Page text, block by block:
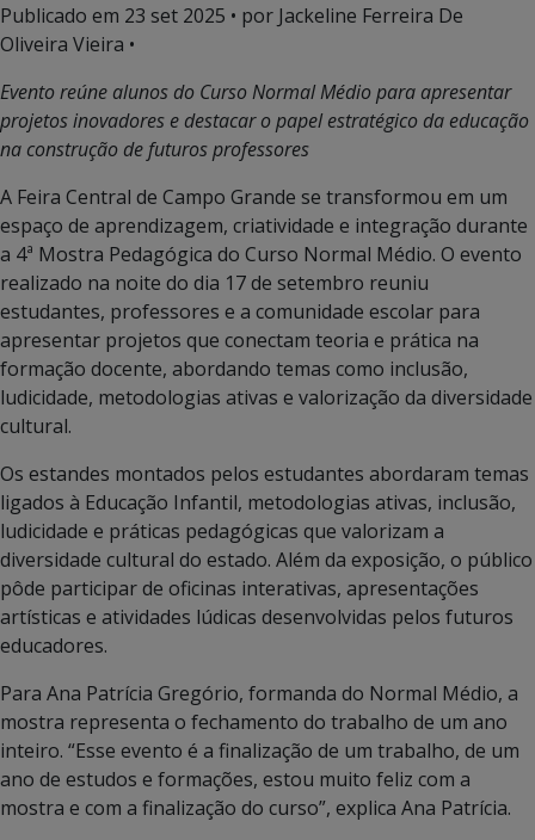
Publicado em 23 set 2025 • por Jackeline Ferreira De
Oliveira Vieira •
Evento reúne alunos do Curso Normal Médio para apresentar
projetos inovadores e destacar o papel estratégico da educação
na construção de futuros professores
A Feira Central de Campo Grande se transformou em um
espaço de aprendizagem, criatividade e integração durante
a 4ª Mostra Pedagógica do Curso Normal Médio. O evento
realizado na noite do dia 17 de setembro reuniu
estudantes, professores e a comunidade escolar para
apresentar projetos que conectam teoria e prática na
formação docente, abordando temas como inclusão,
ludicidade, metodologias ativas e valorização da diversidade
cultural.
Os estandes montados pelos estudantes abordaram temas
ligados à Educação Infantil, metodologias ativas, inclusão,
ludicidade e práticas pedagógicas que valorizam a
diversidade cultural do estado. Além da exposição, o público
pôde participar de oficinas interativas, apresentações
artísticas e atividades lúdicas desenvolvidas pelos futuros
educadores.
Para Ana Patrícia Gregório, formanda do Normal Médio, a
mostra representa o fechamento do trabalho de um ano
inteiro. “Esse evento é a finalização de um trabalho, de um
ano de estudos e formações, estou muito feliz com a
mostra e com a finalização do curso”, explica Ana Patrícia.